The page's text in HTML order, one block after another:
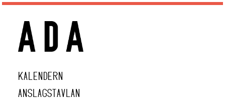
KALENDERN
ANSLAGSTAVLAN